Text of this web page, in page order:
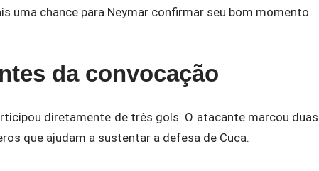
uma chance para Neymar confirmar seu bom momento.
da convocação
diretamente de três gols. O atacante marcou duas
que ajudam a sustentar a defesa de Cuca.